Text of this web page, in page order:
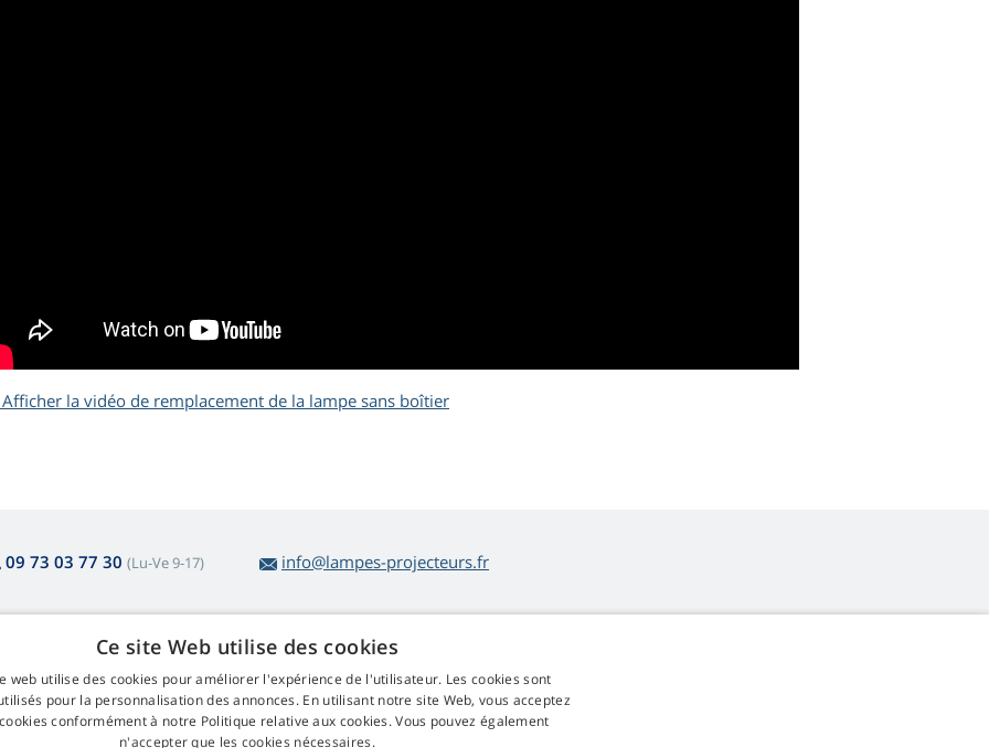
Afficher la vidéo de remplacement de la lampe sans boîtier
09 73 03 77 30 (Lu-Ve 9-17) info@lampes-projecteurs.fr
l'achat des lampes
et réclamation
facile d'articles
générales de vente
Web Retail s.r.o.
Contact
GDPR
Ce site Web utilise des cookies
web utilise des cookies pour améliorer l'expérience de l'utilisateur. Les cookies sont
pour la personnalisation des annonces. En utilisant notre site Web, vous acceptez
conformément à notre Politique relative aux cookies. Vous pouvez également
n'accepter que les cookies nécessaires.